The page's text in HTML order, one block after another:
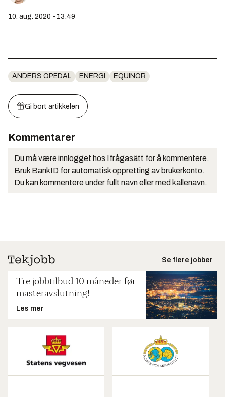
10. aug. 2020 - 13:49
ANDERS OPEDAL ENERGI EQUINOR
Gi bort artikkelen
Kommentarer
Du må være innlogget hos Ifrågasätt for å kommentere.
Bruk BankID for automatisk oppretting av brukerkonto.
Du kan kommentere under fullt navn eller med kallenavn.
Se flere jobber
Tre jobbtilbud 10 måneder før
masteravslutning!
Les mer